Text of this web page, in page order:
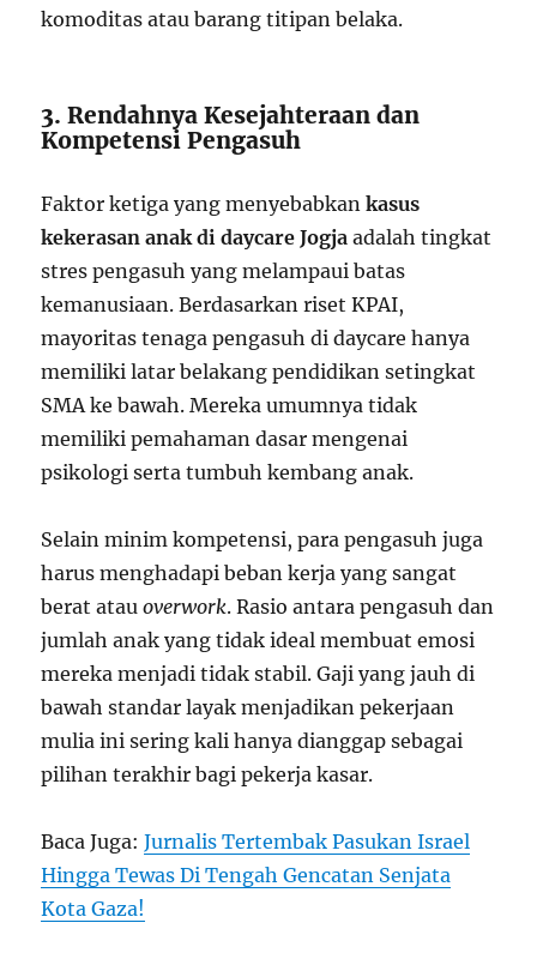
komoditas atau barang titipan belaka.
3. Rendahnya Kesejahteraan dan
Kompetensi Pengasuh
Faktor ketiga yang menyebabkankasus
kekerasan anak di daycare Jogja adalah tingkat
stres pengasuh yang melampaui batas
kemanusiaan. Berdasarkan riset KPAI,
mayoritas tenaga pengasuh di daycare hanya
memiliki latar belakang pendidikan setingkat
SMA ke bawah. Mereka umumnya tidak
memiliki pemahaman dasar mengenai
psikologi serta tumbuh kembang anak.
Selain minim kompetensi, para pengasuh juga
harus menghadapi beban kerja yang sangat
berat atauoverwork. Rasio antara pengasuh dan
jumlah anak yang tidak ideal membuat emosi
mereka menjadi tidak stabil. Gaji yang jauh di
bawah standar layak menjadikan pekerjaan
mulia ini sering kali hanya dianggap sebagai
pilihan terakhir bagi pekerja kasar.
Baca Juga:Jurnalis Tertembak Pasukan Israel
Hingga Tewas Di Tengah Gencatan Senjata
Kota Gaza!